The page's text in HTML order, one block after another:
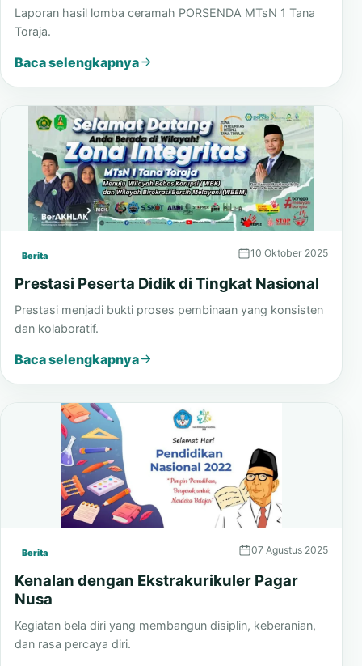
Berita 10 Desember 2025
Pengumuman Hasil Lomba Ceramah
Laporan hasil lomba ceramah PORSENDA MTsN 1 Tana
Toraja.
Baca selengkapnya
Berita 10 Oktober 2025
Prestasi Peserta Didik di Tingkat Nasional
Prestasi menjadi bukti proses pembinaan yang konsisten
dan kolaboratif.
Baca selengkapnya
Berita
Kenalan dengan Ekstrakurikuler Pagar
Nusa